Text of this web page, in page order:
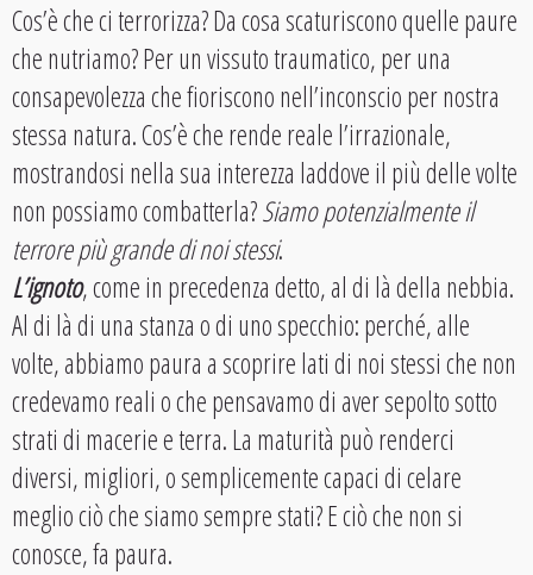
Cos’è che ci terrorizza? Da cosa scaturiscono quelle paure
che nutriamo? Per un vissuto traumatico, per una
consapevolezza che fioriscono nell’inconscio per nostra
stessa natura. Cos’è che rende reale l’irrazionale,
mostrandosi nella sua interezza laddove il più delle volte
non possiamo combatterla?Siamo potenzialmente il
terrore più grande di noi stessi.
L’ignoto, come in precedenza detto, al di là della nebbia.
Al di là di una stanza o di uno specchio: perché, alle
volte, abbiamo paura a scoprire lati di noi stessi che non
credevamo reali o che pensavamo di aver sepolto sotto
strati di macerie e terra. La maturità può renderci
diversi, migliori, o semplicemente capaci di celare
meglio ciò che siamo sempre stati? E ciò che non si
conosce, fa paura.